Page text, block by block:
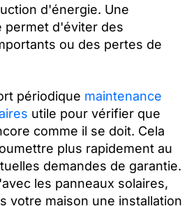
d'énergie. Une
permet d'éviter des
ou des pertes de
périodique maintenance
utile pour vérifier que
comme il se doit. Cela
plus rapidement au
demandes de garantie.
les panneaux solaires,
votre maison une installation